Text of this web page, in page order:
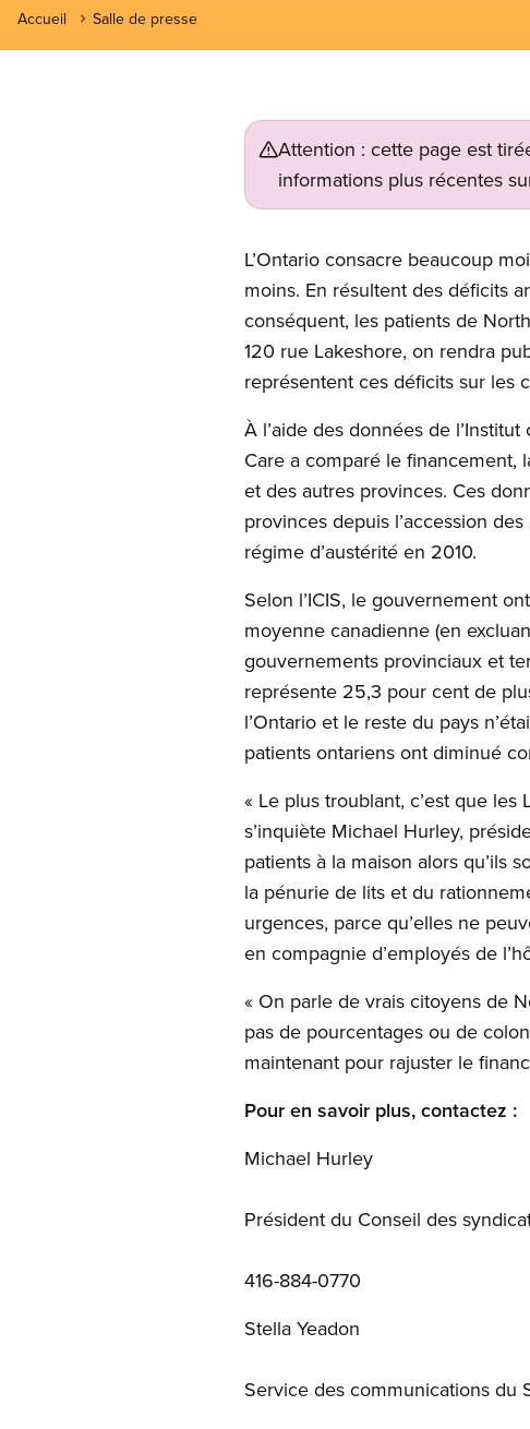
Accueil Salle de presse
Attention : cette page est
informations plus récentes
L’Ontario consacre beaucoup
moins. En résultent des déficits
conséquent, les patients de
120 rue Lakeshore, on rendra
représentent ces déficits sur les
À l’aide des données de
Care a comparé le financement,
et des autres provinces. Ces
provinces depuis l’accession
régime d’austérité en 2010.
Selon l’ICIS, le gouvernement
moyenne canadienne (en
gouvernements provinciaux et
représente 25,3 pour cent de
l’Ontario et le reste du pays
patients ontariens ont diminué
« Le plus troublant, c’est que
s’inquiète Michael Hurley,
patients à la maison alors qu’ils
la pénurie de lits et du
urgences, parce qu’elles ne
en compagnie d’employés de
« On parle de vrais citoyens de
pas de pourcentages ou de
maintenant pour rajuster le
Pour en savoir plus, contactez :
Michael Hurley
Président du Conseil des
416-884-0770
Stella Yeadon
Service des communications du